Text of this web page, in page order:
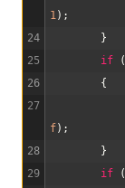
24
25
26
27
28
29
1) ;
}
if
(
{
f) ;
}
if
(